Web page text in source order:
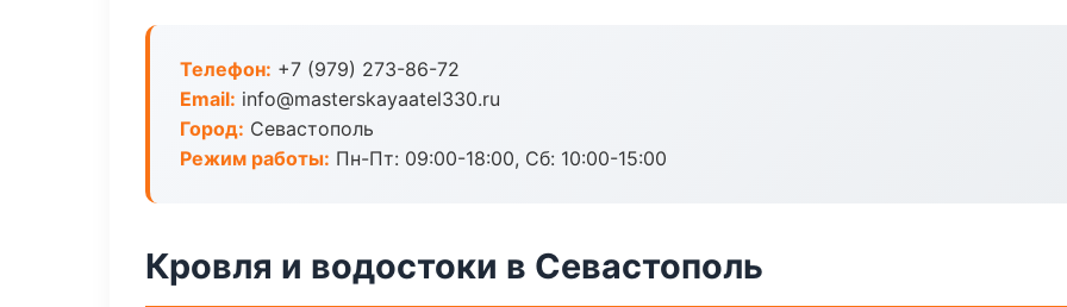
Телефон: +7 (979) 273-86-72
Email: info@masterskayaatel330.ru
Город: Севастополь
Режим работы: Пн-Пт: 09:00-18:00, Сб: 10:00-15:00
Кровля и водостоки в Севастополь